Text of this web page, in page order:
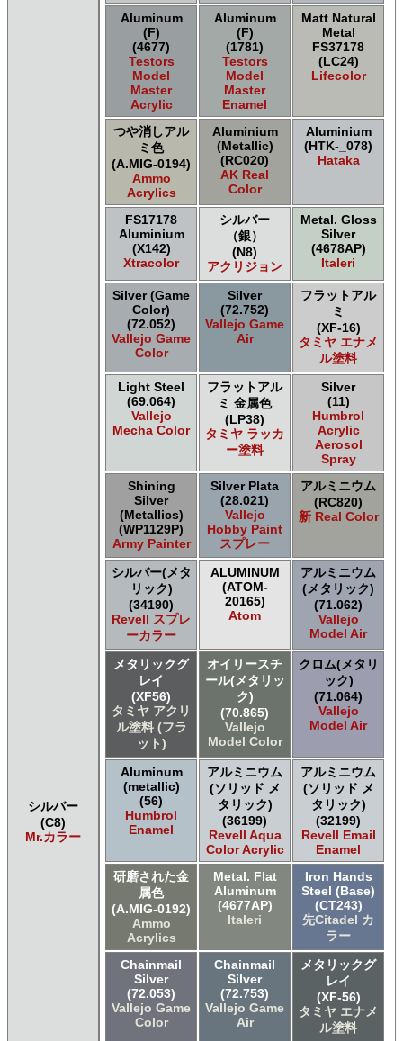
シルバー
(C8)
Mr.カラー
Aluminum
(F)
(4677)
Testors
Model
Master
Acrylic
Aluminum
(F)
(1781)
Testors
Model
Master
Enamel
Matt Natural
Metal
FS37178
(LC24)
Lifecolor
つや消しアル
ミ色
(A.MIG-0194)
Ammo
Acrylics
Aluminium
(Metallic)
(RC020)
AK Real
Color
Aluminium
(HTK-_078)
Hataka
FS17178
Aluminium
(X142)
Xtracolor
シルバー
（銀）
(N8)
アクリジョン
Metal. Gloss
Silver
(4678AP)
Italeri
Silver (Game
Color)
(72.052)
Vallejo Game
Color
Silver
(72.752)
Vallejo Game
Air
フラットアル
ミ
(XF-16)
タミヤ エナメ
ル塗料
Light Steel
(69.064)
Vallejo
Mecha Color
フラットアル
ミ 金属色
(LP38)
タミヤ ラッカ
ー塗料
Silver
(11)
Humbrol
Acrylic
Aerosol
Spray
Shining
Silver
(Metallics)
(WP1129P)
Army Painter
Silver Plata
(28.021)
Vallejo
Hobby Paint
スプレー
アルミニウム
(RC820)
新 Real Color
シルバー(メタ
リック)
(34190)
Revell スプレ
ーカラー
ALUMINUM
(ATOM-
20165)
Atom
アルミニウム
(メタリック)
(71.062)
Vallejo
Model Air
メタリックグ
レイ
(XF56)
タミヤ アクリ
ル塗料 (フラ
ット)
オイリースチ
ール(メタリッ
ク)
(70.865)
Vallejo
Model Color
クロム(メタリ
ック)
(71.064)
Vallejo
Model Air
Aluminum
(metallic)
(56)
Humbrol
Enamel
アルミニウム
(ソリッド メ
タリック)
(36199)
Revell Aqua
Color Acrylic
アルミニウム
(ソリッド メ
タリック)
(32199)
Revell Email
Enamel
研磨された金
属色
(A.MIG-0192)
Ammo
Acrylics
Metal. Flat
Aluminum
(4677AP)
Italeri
Iron Hands
Steel (Base)
(CT243)
先Citadel カ
ラー
Chainmail
Silver
(72.053)
Vallejo Game
Color
Chainmail
Silver
(72.753)
Vallejo Game
Air
メタリックグ
レイ
(XF-56)
タミヤ エナメ
ル塗料